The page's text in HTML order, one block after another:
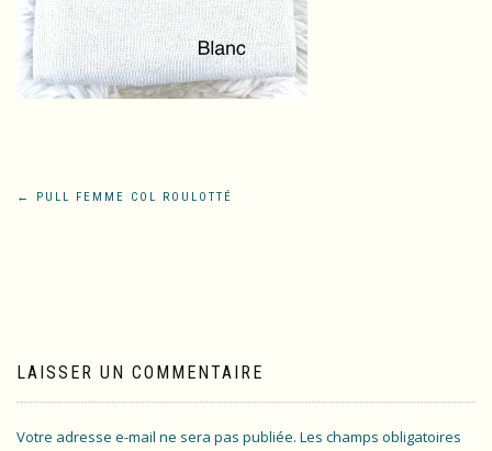
Navigation
← PULL FEMME COL ROULOTTÉ
LAISSER UN COMMENTAIRE
Votre adresse e-mail ne sera pas publiée. Les champs obligatoires